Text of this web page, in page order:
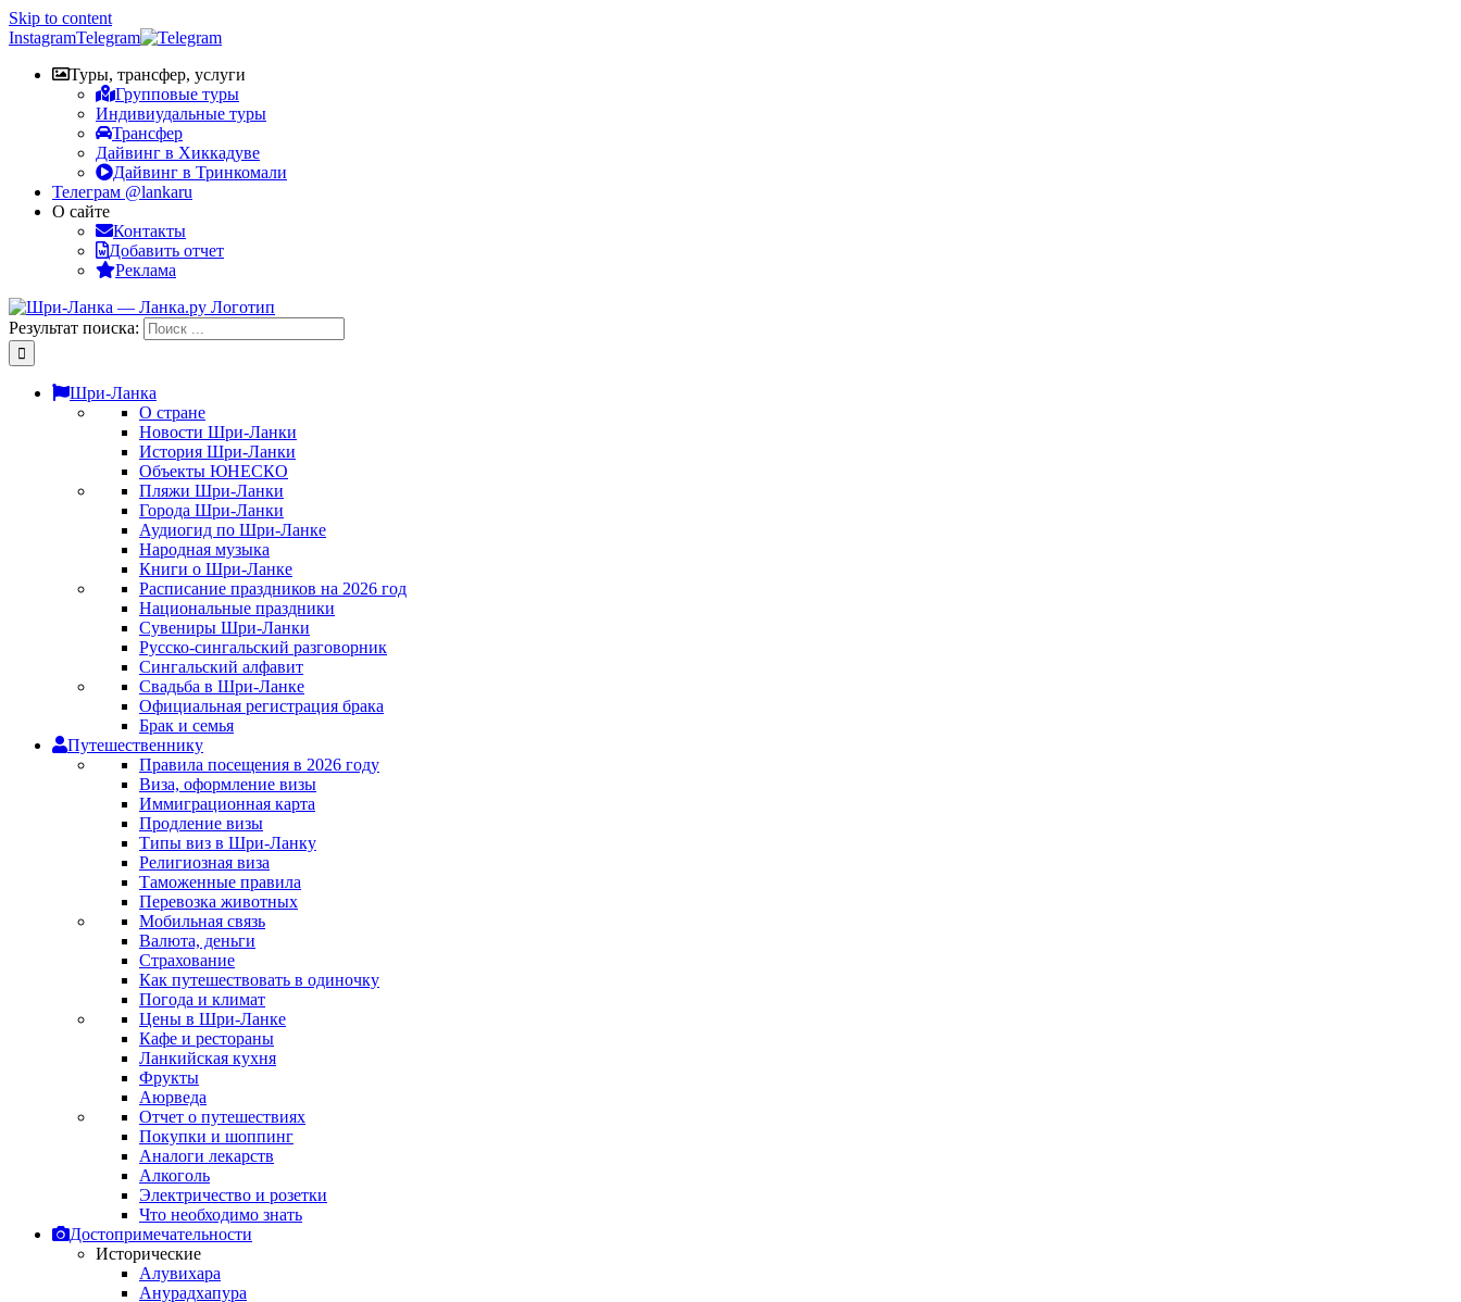
Skip to content
InstagramTelegram
Туры, трансфер, услуги
Групповые туры
Индивиудальные туры
Трансфер
Дайвинг в Хиккадуве
Дайвинг в Тринкомали
Телеграм @lankaru
О сайте
Контакты
Добавить отчет
Реклама
Результат поиска:
Шри-Ланка
О стране
Новости Шри-Ланки
История Шри-Ланки
Объекты ЮНЕСКО
Пляжи Шри-Ланки
Города Шри-Ланки
Аудиогид по Шри-Ланке
Народная музыка
Книги о Шри-Ланке
Расписание праздников на 2026 год
Национальные праздники
Сувениры Шри-Ланки
Русско-сингальский разговорник
Сингальский алфавит
Свадьба в Шри-Ланке
Официальная регистрация брака
Брак и семья
Путешественнику
Правила посещения в 2026 году
Виза, оформление визы
Иммиграционная карта
Продление визы
Типы виз в Шри-Ланку
Религиозная виза
Таможенные правила
Перевозка животных
Мобильная связь
Валюта, деньги
Страхование
Как путешествовать в одиночку
Погода и климат
Цены в Шри-Ланке
Кафе и рестораны
Ланкийская кухня
Фрукты
Аюрведа
Отчет о путешествиях
Покупки и шоппинг
Аналоги лекарств
Алкоголь
Электричество и розетки
Что необходимо знать
Достопримечательности
Исторические
Алувихара
Анурадхапура